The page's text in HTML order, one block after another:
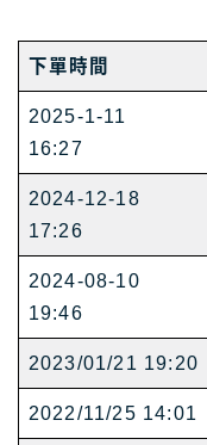
下單時間
2025-1-11
16:27
2024-12-18
17:26
2024-08-10
19:46
2023/01/21 19:20
2022/11/25 14:01